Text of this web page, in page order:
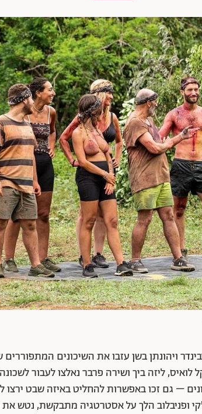
ויהונתן בשן עזבו את השיכונים
לואיס, ליזה ביך ושירה פרבר נאלצו לעבור
– גם זכו באפשרות להחליט באיזה שבט ירצו
ופניבלוב הלך על אסטרטגיה מתבקשת, נטש